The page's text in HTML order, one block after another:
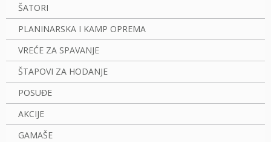
ŠATORI
PLANINARSKA I KAMP OPREMA
VREĆE ZA SPAVANJE
ŠTAPOVI ZA HODANJE
POSUĐE
AKCIJE
GAMAŠE